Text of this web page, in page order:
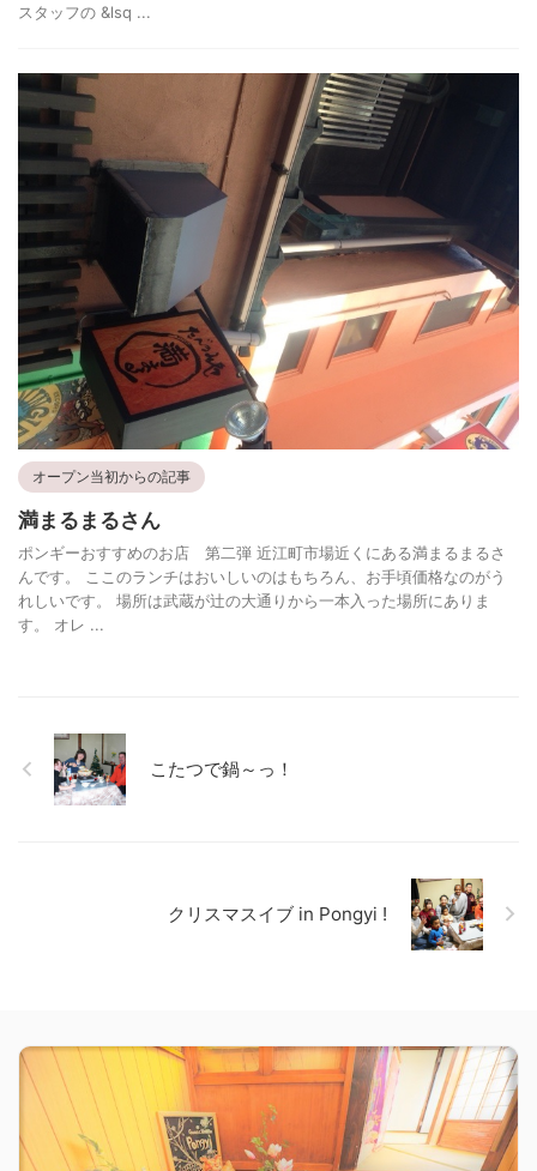
スタッフの &lsq ...
オープン当初からの記事
満まるまるさん
ポンギーおすすめのお店 第二弾 近江町市場近くにある満まるまるさ
んです。 ここのランチはおいしいのはもちろん、お手頃価格なのがう
れしいです。 場所は武蔵が辻の大通りから一本入った場所にありま
す。 オレ ...
こたつで鍋～っ！
クリスマスイブ in Pongyi !